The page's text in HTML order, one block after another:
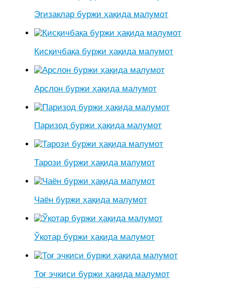
Эгизаклар буржи ҳақида малумот
Қисқичбақа буржи ҳақида малумот
Арслон буржи ҳақида малумот
Паризод буржи ҳақида малумот
Тарози буржи ҳақида малумот
Чаён буржи ҳақида малумот
Ўқотар буржи ҳақида малумот
Тоғ эчкиси буржи ҳақида малумот